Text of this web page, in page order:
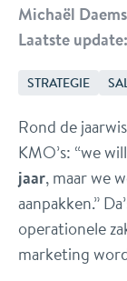
Michaël
Laatste update:
STRATEGIE
Rond de
KMO’s: “we
jaar, maar we
aanpakken.”
operationele
marketing